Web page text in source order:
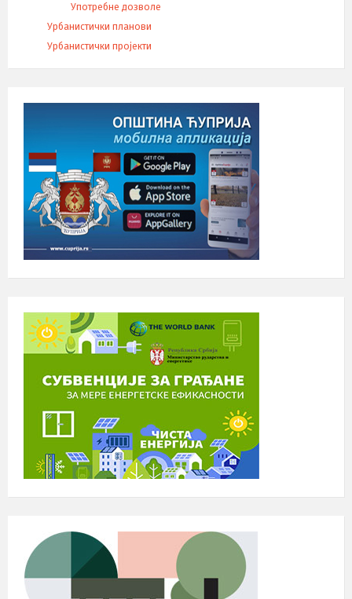
Употребне дозволе
Урбанистички планови
Урбанистички пројекти